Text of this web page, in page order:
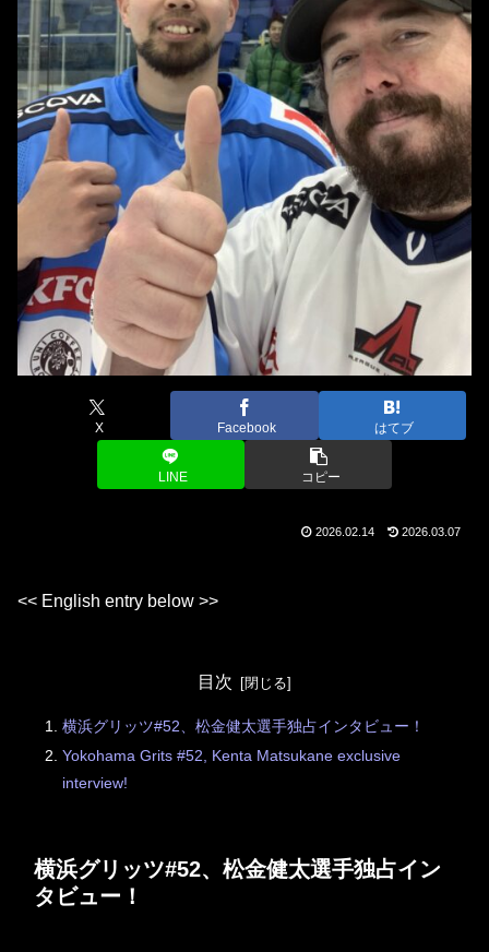
X Facebook はてブ
LINE コピー
2026.02.14 2026.03.07
<< English entry below >>
目次
横浜グリッツ#52、松金健太選手独占インタビュー！
Yokohama Grits #52, Kenta Matsukane exclusive
interview!
横浜グリッツ#52、松金健太選手独占イン
タビュー！